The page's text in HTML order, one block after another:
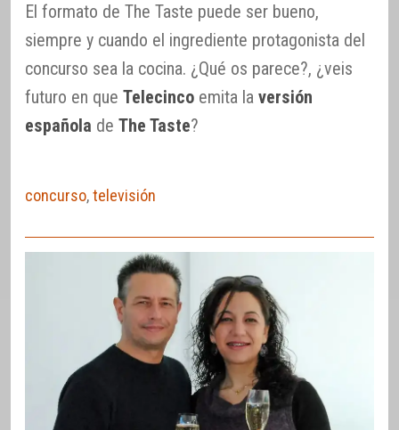
El formato de The Taste puede ser bueno,
siempre y cuando el ingrediente protagonista del
concurso sea la cocina. ¿Qué os parece?, ¿veis
futuro en que Telecinco emita la versión
española de The Taste?
concurso,televisión